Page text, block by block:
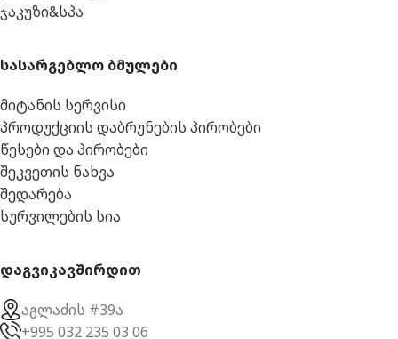
ჯაკუზი&სპა
სასარგებლო ბმულები
მიტანის სერვისი
პროდუქციის დაბრუნების პირობები
წესები და პირობები
შეკვეთის ნახვა
შედარება
სურვილების სია
დაგვიკავშირდით
აგლაძის #39ა
+995 032 235 03 06